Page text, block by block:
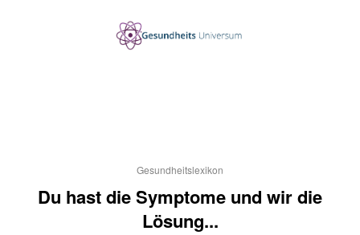
Gesundheitslexikon
Du hast die Symptome und wir die
Lösung...